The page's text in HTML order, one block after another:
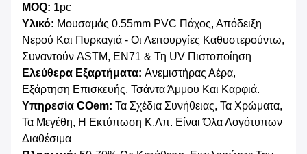
MOQ: 1pc
Υλικό: Μουσαμάς 0.55mm PVC Πάχος, Απόδειξη
Νερού Και Πυρκαγιά - Οι Λειτουργίες Καθυστερούντω,
Συναντούν ASTM, EN71 & Τη UV Πιστοποίηση
Ελεύθερα Εξαρτήματα: Ανεμιστήρας Αέρα,
Εξάρτηση Επισκευής, Τσάντα Άμμου Και Καρφιά.
Υπηρεσία COem: Τα Σχέδια Συνήθειας, Τα Χρώματα,
Τα Μεγέθη, Η Εκτύπωση Κ.λπ. Είναι Όλα Λογότυπων
Διαθέσιμα